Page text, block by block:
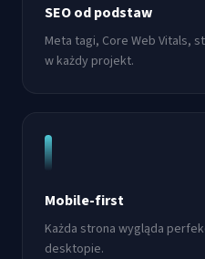
SEO od podstaw
Meta tagi, Core Web Vitals,
w każdy projekt.
Mobile-first
Każda strona wygląda
desktopie.